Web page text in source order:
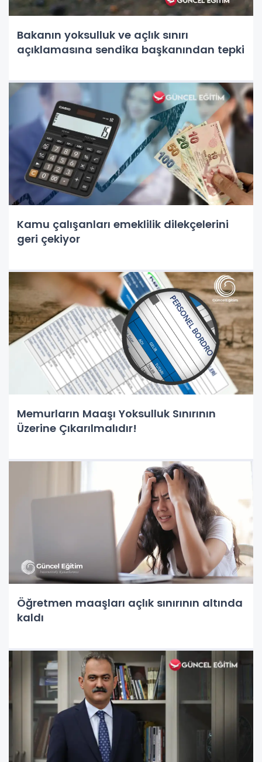
Bakanın yoksulluk ve açlık sınırı
açıklamasına sendika başkanından tepki
Kamu çalışanları emeklilik dilekçelerini
geri çekiyor
Memurların Maaşı Yoksulluk Sınırının
Üzerine Çıkarılmalıdır!
Öğretmen maaşları açlık sınırının altında
kaldı